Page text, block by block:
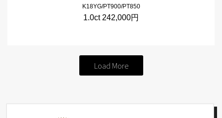
K18YG/PT900/PT850
1.0ct 242,000円
Load More